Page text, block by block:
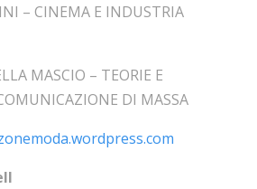
– CINEMA E INDUSTRIA
MASCIO – TEORIE E
DI MASSA